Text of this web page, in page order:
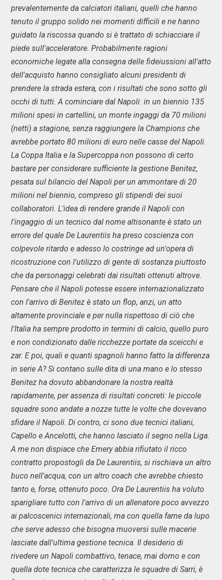
prevalentemente da calciatori italiani, quelli che hanno
tenuto il gruppo solido nei momenti difficili e ne hanno
guidato la riscossa quando si è trattato di schiacciare il
piede sull'acceleratore. Probabilmente ragioni
economiche legate alla consegna delle fideiussioni all'atto
dell'acquisto hanno consigliato alcuni presidenti di
prendere la strada estera, con i risultati che sono sotto gli
occhi di tutti. A cominciare dal Napoli: in un biennio 135
milioni spesi in cartellini, un monte ingaggi da 70 milioni
(netti) a stagione, senza raggiungere la Champions che
avrebbe portato 80 milioni di euro nelle casse del Napoli.
La Coppa Italia e la Supercoppa non possono di certo
bastare per considerare sufficiente la gestione Benitez,
pesata sul bilancio del Napoli per un ammontare di 20
milioni nel biennio, compreso gli stipendi dei suoi
collaboratori. L'idea di rendere grande il Napoli con
l'ingaggio di un tecnico dal nome altisonante è stato un
errore del quale De Laurentiis ha preso coscienza con
colpevole ritardo e adesso lo costringe ad un'opera di
ricostruzione con l'utilizzo di gente di sostanza piuttosto
che da personaggi celebrati dai risultati ottenuti altrove.
Pensare che il Napoli potesse essere internazionalizzato
con l'arrivo di Benitez è stato un flop, anzi, un atto
altamente provinciale e per nulla rispettoso di ciò che
l'Italia ha sempre prodotto in termini di calcio, quello puro
e non condizionato dalle ricchezze portate da sceicchi e
zar. E poi, quali e quanti spagnoli hanno fatto la differenza
in serie A? Si contano sulle dita di una mano e lo stesso
Benitez ha dovuto abbandonare la nostra realtà
rapidamente, per assenza di risultati concreti: le piccole
squadre sono andate a nozze tutte le volte che dovevano
sfidare il Napoli. Di contro, ci sono due tecnici italiani,
Capello e Ancelotti, che hanno lasciato il segno nella Liga.
A me non dispiace che Emery abbia rifiutato il ricco
contratto propostogli da De Laurentiis, si rischiava un altro
buco nell'acqua, con un altro coach che avrebbe chiesto
tanto e, forse, ottenuto poco. Ora De Laurentiis ha voluto
sparigliare tutto con l'arrivo di un allenatore poco avvezzo
ai palcoscenici internazionali, ma con quella fame da lupo
che serve adesso che bisogna muoversi sulle macerie
lasciate dall'ultima gestione tecnica. Il desiderio di
rivedere un Napoli combattivo, tenace, mai domo e con
quella dote tecnica che caratterizza le squadre di Sarri, è